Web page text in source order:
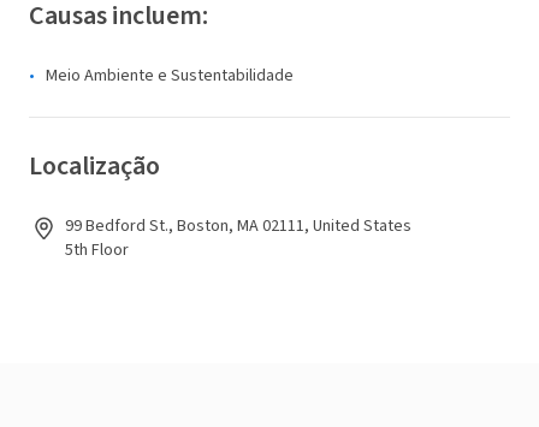
Causas incluem:
Meio Ambiente e Sustentabilidade
Localização
99 Bedford St., Boston, MA 02111, United States
5th Floor